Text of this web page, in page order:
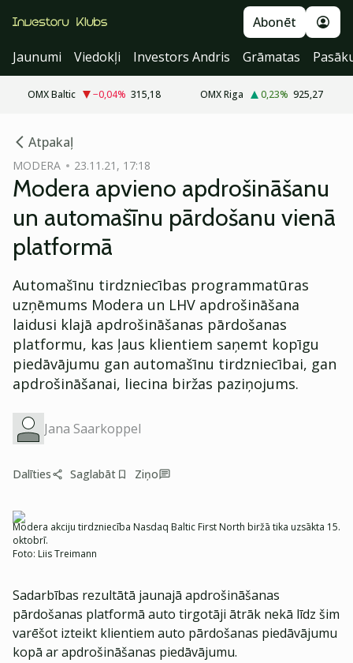
Abonēt
Jaunumi
Viedokļi Investors Andris Grāmatas
OMX Baltic −0,04% 315,18 OMX Riga 0,23% 925,27
Atpakaļ
MODERA 23.11.21, 17:18
Modera apvieno apdrošināšanu
un automašīnu pārdošanu vienā
platformā
Automašīnu tirdzniecības programmatūras
uzņēmums Modera un LHV apdrošināšana
laidusi klajā apdrošināšanas pārdošanas
platformu, kas ļaus klientiem saņemt kopīgu
piedāvājumu gan automašīnu tirdzniecībai, gan
apdrošināšanai, liecina biržas paziņojums.
Jana Saarkoppel
Dalīties Saglabāt Ziņo
Modera akciju tirdzniecība Nasdaq Baltic First North biržā tika uzsākta 15.
oktobrī.
Foto: Liis Treimann
Sadarbības rezultātā jaunajā apdrošināšanas
pārdošanas platformā auto tirgotāji ātrāk nekā līdz šim
varēšot izteikt klientiem auto pārdošanas piedāvājumu
kopā ar apdrošināšanas piedāvājumu.